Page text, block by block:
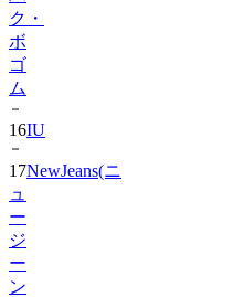
ク・
ボ
ゴ
ム
16IU
17NewJeans(ニ
ュ
ー
ジ
ー
ン